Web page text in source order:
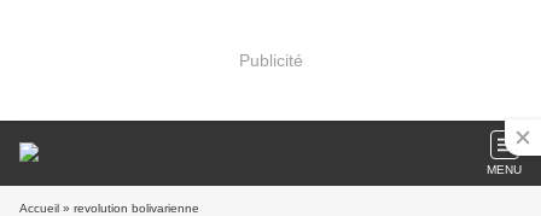
Publicité
MENU
Accueil » revolution bolivarienne